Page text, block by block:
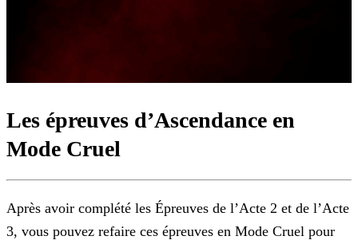
Les épreuves d’Ascendance en
Mode Cruel
Après avoir complété les Épreuves de l’Acte 2 et de l’Acte
3, vous pouvez refaire ces épreuves en Mode Cruel pour